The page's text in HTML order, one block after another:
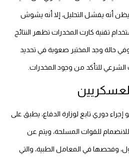
أنه يفشل التحليل، إلا أنه يشوش
تقنية كارت المخدرات تظهر النتائج
حالة وجد المختبر صعوبة في تحديد
الشرعي للتأكد من وجود المخدرات.
إجراء دوري تابع لوزارة الدفاع، يطبق على
للقوات المسلحة، ويتم عن
وفحصها في المعامل الطبية، والتي